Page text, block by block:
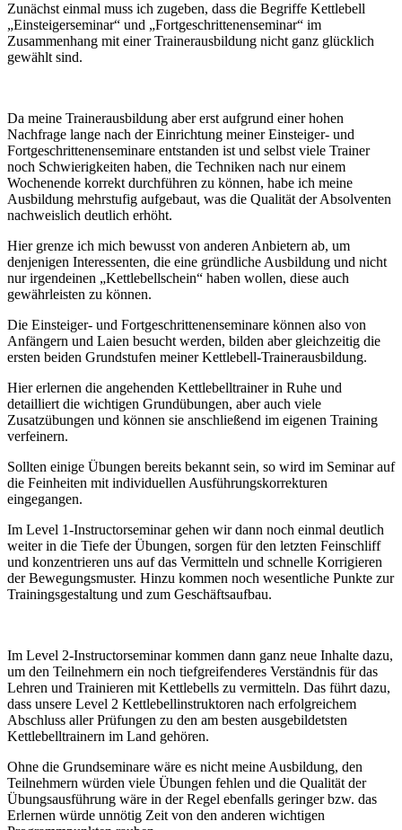
Zunächst einmal muss ich zugeben, dass die Begriffe Kettlebell
„Einsteigerseminar“ und „Fortgeschrittenenseminar“ im
Zusammenhang mit einer Trainerausbildung nicht ganz glücklich
gewählt sind.
Da meine Trainerausbildung aber erst aufgrund einer hohen
Nachfrage lange nach der Einrichtung meiner Einsteiger- und
Fortgeschrittenenseminare entstanden ist und selbst viele Trainer
noch Schwierigkeiten haben, die Techniken nach nur einem
Wochenende korrekt durchführen zu können, habe ich meine
Ausbildung mehrstufig aufgebaut, was die Qualität der Absolventen
nachweislich deutlich erhöht.
Hier grenze ich mich bewusst von anderen Anbietern ab, um
denjenigen Interessenten, die eine gründliche Ausbildung und nicht
nur irgendeinen „Kettlebellschein“ haben wollen, diese auch
gewährleisten zu können.
Die Einsteiger- und Fortgeschrittenenseminare können also von
Anfängern und Laien besucht werden, bilden aber gleichzeitig die
ersten beiden Grundstufen meiner Kettlebell-Trainerausbildung.
Hier erlernen die angehenden Kettlebelltrainer in Ruhe und
detailliert die wichtigen Grundübungen, aber auch viele
Zusatzübungen und können sie anschließend im eigenen Training
verfeinern.
Sollten einige Übungen bereits bekannt sein, so wird im Seminar auf
die Feinheiten mit individuellen Ausführungskorrekturen
eingegangen.
Im Level 1-Instructorseminar gehen wir dann noch einmal deutlich
weiter in die Tiefe der Übungen, sorgen für den letzten Feinschliff
und konzentrieren uns auf das Vermitteln und schnelle Korrigieren
der Bewegungsmuster. Hinzu kommen noch wesentliche Punkte zur
Trainingsgestaltung und zum Geschäftsaufbau.
Im Level 2-Instructorseminar kommen dann ganz neue Inhalte dazu,
um den Teilnehmern ein noch tiefgreifenderes Verständnis für das
Lehren und Trainieren mit Kettlebells zu vermitteln. Das führt dazu,
dass unsere Level 2 Kettlebellinstruktoren nach erfolgreichem
Abschluss aller Prüfungen zu den am besten ausgebildetsten
Kettlebelltrainern im Land gehören.
Ohne die Grundseminare wäre es nicht meine Ausbildung, den
Teilnehmern würden viele Übungen fehlen und die Qualität der
Übungsausführung wäre in der Regel ebenfalls geringer bzw. das
Erlernen würde unnötig Zeit von den anderen wichtigen